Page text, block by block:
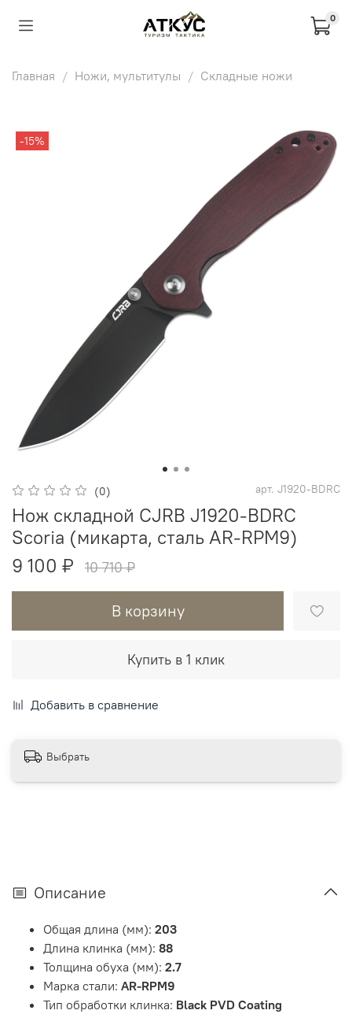
0
Главная Ножи, мультитулы Складные ножи
-15%
(0) арт. J1920-BDRC
Нож складной CJRB J1920-BDRC
Scoria (микарта, сталь AR-RPM9)
9 100 ₽
10 710 ₽
В корзину
Купить в 1 клик
Добавить в сравнение
Выбрать
Описание
Общая длина (мм): 203
Длина клинка (мм): 88
Толщина обуха (мм): 2.7
Марка стали: AR-RPM9
Тип обработки клинка: Black PVD Coating